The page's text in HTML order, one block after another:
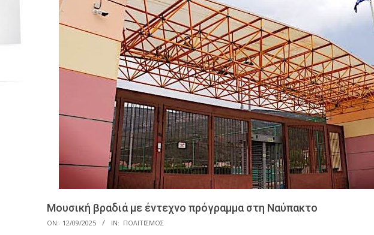
Μουσική βραδιά με έντεχνο πρόγραμμα στη Ναύπακτο
ON: 12/09/2025 IN: ΠΟΛΙΤΙΣΜΟΣ